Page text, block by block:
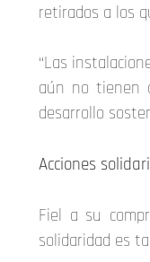
retirados a los
“Las
aún no tienen
desarrollo
Acciones
Fiel a su
solidaridad es